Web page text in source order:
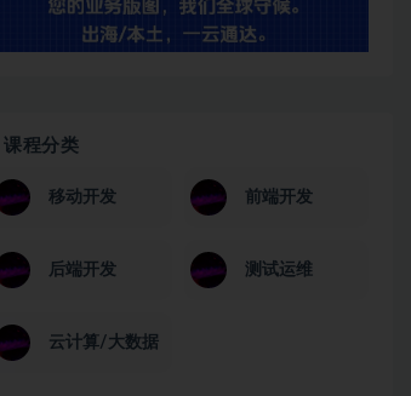
课程分类
移动开发 前端开发
后端开发 测试运维
云计算/大数据